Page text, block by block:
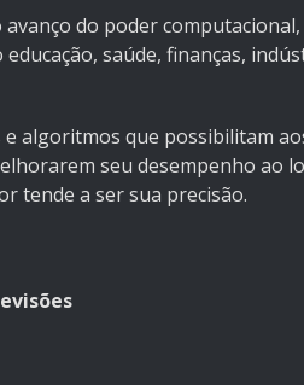
do poder
saúde, finanças,
algoritmos que possibilitam
seu desempenho ao
tende a ser sua precisão.